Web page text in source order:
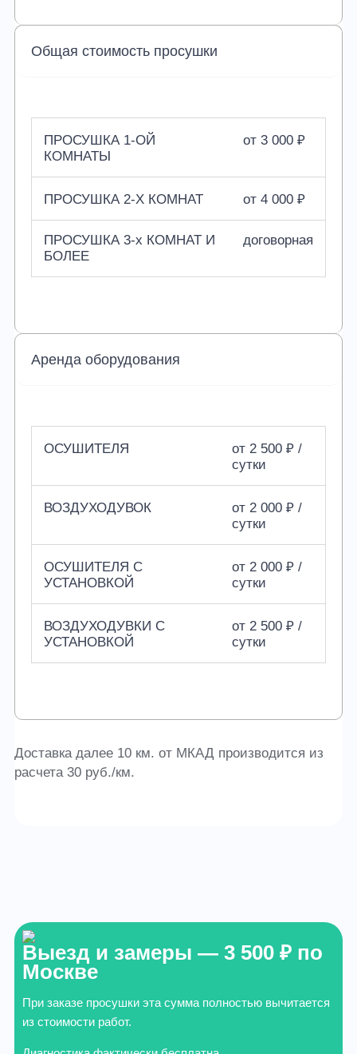
Общая стоимость просушки
ПРОСУШКА 1-ОЙ
КОМНАТЫ
от 3 000 ₽
ПРОСУШКА 2-Х КОМНАТ от 4 000 ₽
ПРОСУШКА 3-х КОМНАТ И
БОЛЕЕ
договорная
Аренда оборудования
ОСУШИТЕЛЯ
от 2 500 ₽ /
сутки
ВОЗДУХОДУВОК
от 2 000 ₽ /
сутки
ОСУШИТЕЛЯ С
УСТАНОВКОЙ
от 2 000 ₽ /
сутки
ВОЗДУХОДУВКИ С
УСТАНОВКОЙ
от 2 500 ₽ /
сутки
Доставка далее 10 км. от МКАД производится из
расчета 30 руб./км.
Выезд и замеры — 3 500 ₽ по
Москве
При заказе просушки эта сумма полностью вычитается
из стоимости работ.